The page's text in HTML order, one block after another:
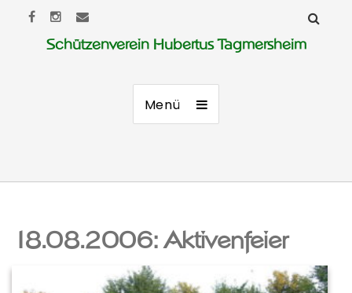
Schützenverein Hubertus Tagmersheim
Menü
18.08.2006: Aktivenfeier